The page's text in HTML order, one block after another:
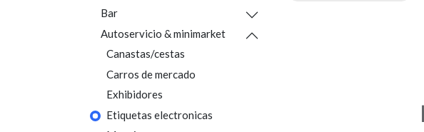
Bar
Autoservicio & minimarket
Canastas/cestas
Carros de mercado
Exhibidores
Etiquetas electronicas